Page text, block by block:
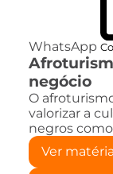
WhatsApp
negócio
O
valorizar a
negros
Ver matéria